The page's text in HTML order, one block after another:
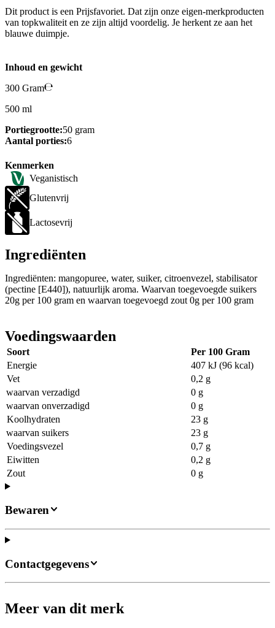
Dit product is een Prijsfavoriet. Dat zijn onze eigen-merkproducten
van topkwaliteit en ze zijn altijd voordelig. Je herkent ze aan het
blauwe duimpje.
Inhoud en gewicht
300 Gram
500 ml
Portiegrootte:50 gram
Aantal porties:6
Kenmerken
Veganistisch
Glutenvrij
Lactosevrij
Ingrediënten
Ingrediënten: mangopuree, water, suiker, citroenvezel, stabilisator
(pectine [E440]), natuurlijk aroma. Waarvan toegevoegde suikers
20g per 100 gram en waarvan toegevoegd zout 0g per 100 gram
Voedingswaarden
Soort
Per 100 Gram
Energie
407 kJ (96 kcal)
Vet
0,2 g
waarvan verzadigd
0 g
waarvan onverzadigd
0 g
Koolhydraten
23 g
waarvan suikers
23 g
Voedingsvezel
0,7 g
Eiwitten
0,2 g
Zout
0 g
Bewaren
Contactgegevens
Meer van dit merk